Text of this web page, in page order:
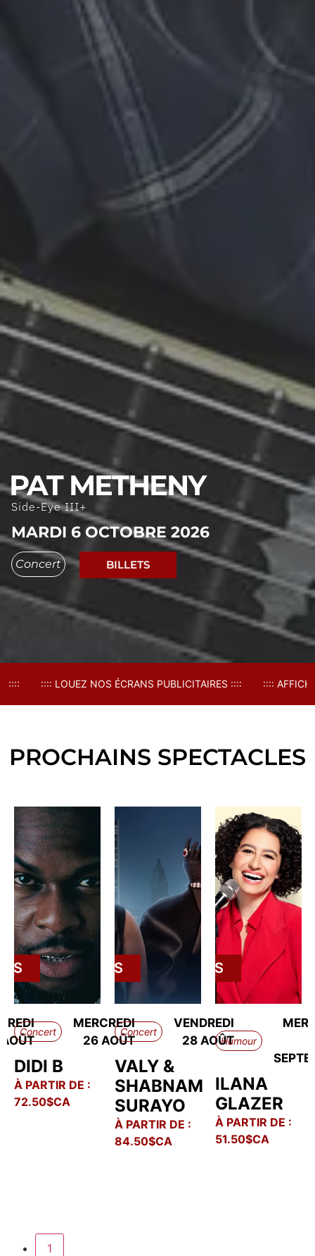
PAT METHENY
Side-Eye III+
MARDI 6 OCTOBRE 2026
Concert BILLETS
NOS ÉCRANS PUBLICITAIRES :::: :::: AFFICHEZ VOTRE
PROCHAINS SPECTACLES
Concert
MERCREDI
26 AOÛT
DIDI B
À PARTIR DE :
72.50$CA
BILLETS
Concert
VENDREDI
28 AOÛT
VALY &
SHABNAM
SURAYO
À PARTIR DE :
84.50$CA
BILLETS
Humour
ILANA
GLAZER
À PARTIR DE :
51.50$CA
1